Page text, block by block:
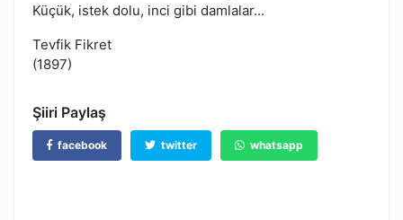
Küçük, istek dolu, inci gibi damlalar...
Tevfik Fikret
(1897)
Şiiri Paylaş
facebook twitter whatsapp